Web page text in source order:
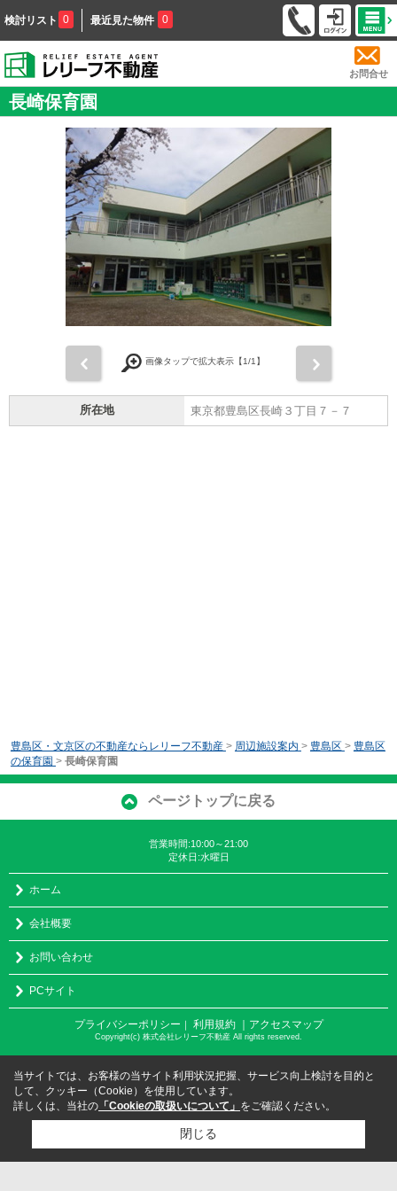
検討リスト 0 最近見た物件 0
お問合せ
長崎保育園
画像タップで拡大表示【1/1】
所在地 東京都豊島区長崎３丁目７－７
豊島区・文京区の不動産ならレリーフ不動産 > 周辺施設案内 > 豊島区 > 豊島区
の保育園 > 長崎保育園
ページトップに戻る
営業時間:10:00～21:00
定休日:水曜日
ホーム
会社概要
お問い合わせ
PCサイト
プライバシーポリシー ｜ 利用規約 ｜アクセスマップ
Copyright(c) 株式会社レリーフ不動産 All rights reserved.
当サイトでは、お客様の当サイト利用状況把握、サービス向上検討を目的と
して、クッキー（Cookie）を使用しています。
詳しくは、当社の 「Cookieの取扱いについて」 をご確認ください。
閉じる